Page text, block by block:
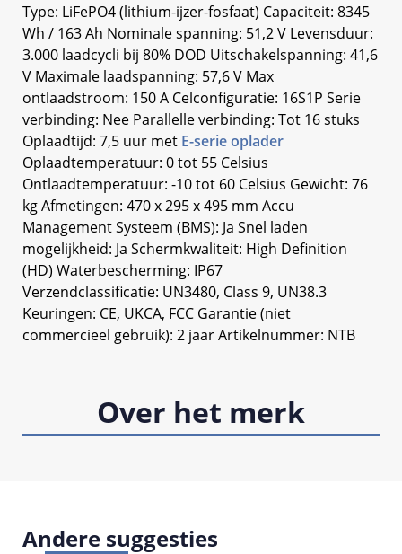
Over het merk
Type: LiFePO4 (lithium-ijzer-fosfaat) Capaciteit: 8345
Wh / 163 Ah Nominale spanning: 51,2 V Levensduur:
3.000 laadcycli bij 80% DOD Uitschakelspanning: 41,6
V Maximale laadspanning: 57,6 V Max
ontlaadstroom: 150 A Celconfiguratie: 16S1P Serie
verbinding: Nee Parallelle verbinding: Tot 16 stuks
Oplaadtijd: 7,5 uur met E-serie oplader
Oplaadtemperatuur: 0 tot 55 Celsius
Ontlaadtemperatuur: -10 tot 60 Celsius Gewicht: 76
kg Afmetingen: 470 x 295 x 495 mm Accu
Management Systeem (BMS): Ja Snel laden
mogelijkheid: Ja Schermkwaliteit: High Definition
(HD) Waterbescherming: IP67
Verzendclassificatie: UN3480, Class 9, UN38.3
Keuringen: CE, UKCA, FCC Garantie (niet
commercieel gebruik): 2 jaar Artikelnummer: NTB
Andere suggesties